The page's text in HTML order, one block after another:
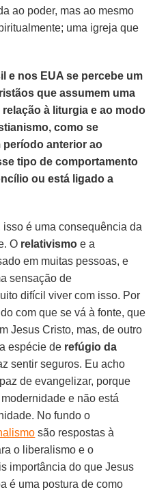
ao poder, mas ao mesmo
uma igreja que
e nos EUA se percebe um
que assumem uma
à liturgia e ao modo
como se
período anterior ao
tipo de comportamento
ou está ligado a
isso é uma consequência da
O relativismo e a
em muitas pessoas, e
sensação de
difícil viver com isso. Por
com que se vá à fonte, que
Jesus Cristo, mas, de outro
espécie de refúgio da
sentir seguros. Eu acho
de evangelizar, porque
e não está
No fundo o
são respostas à
o liberalismo e o
importância do que Jesus
é uma postura de como